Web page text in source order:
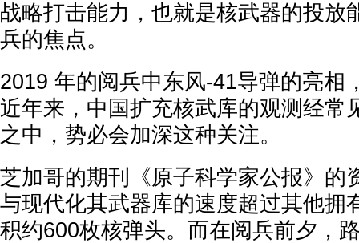
战略打击能力，也就是核武器的投放
兵的焦点。
2019 年的阅兵中东风-41导弹的亮相
近年来，中国扩充核武库的观测经常
之中，势必会加深这种关注。
芝加哥的期刊《原子科学家公报》的
与现代化其武器库的速度超过其他拥
积约600枚核弹头。而在阅兵前夕，